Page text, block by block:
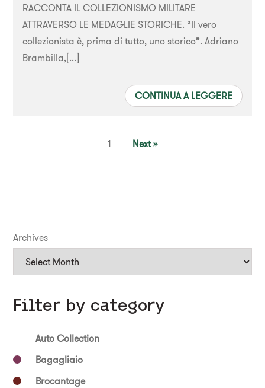
RACCONTA IL COLLEZIONISMO MILITARE
ATTRAVERSO LE MEDAGLIE STORICHE. “Il vero
collezionista è, prima di tutto, uno storico”. Adriano
Brambilla,[...]
CONTINUA A LEGGERE
1 Next »
Archives
Filter by category
Auto Collection
Bagagliaio
Brocantage